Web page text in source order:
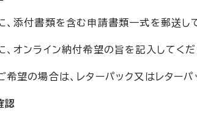
添付書類を含む申請書類一式を郵送し
オンライン納付希望の旨を記入してくだ
望の場合は、レターパック又はレターパ
認